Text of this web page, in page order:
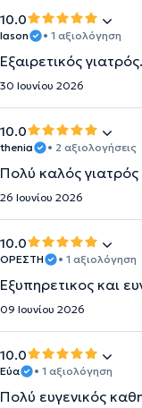
10.0
Iason • 1 αξιολόγηση
Εξαιρετικός
30 Ιουνίου 2026
10.0
thenia • 2 αξιολογήσεις
Πολύ καλός
26 Ιουνίου 2026
10.0
ΟΡΕΣΤΗ • 1 αξιολόγηση
Εξυπηρετικος και
09 Ιουνίου 2026
10.0
Εύα • 1 αξιολόγηση
Πολύ ευγενικός